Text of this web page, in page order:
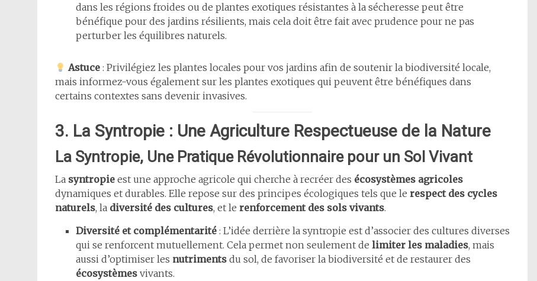
dans les régions froides ou de plantes exotiques résistantes à la sécheresse peut être
bénéfique pour des jardins résilients, mais cela doit être fait avec prudence pour ne pas
perturber les équilibres naturels.
Astuce : Privilégiez les plantes locales pour vos jardins afin de soutenir la biodiversité locale,
mais informez-vous également sur les plantes exotiques qui peuvent être bénéfiques dans
certains contextes sans devenir invasives.
3. La Syntropie : Une Agriculture Respectueuse de la Nature
La Syntropie, Une Pratique Révolutionnaire pour un Sol Vivant
La syntropie est une approche agricole qui cherche à recréer des écosystèmes agricoles
dynamiques et durables. Elle repose sur des principes écologiques tels que le respect des cycles
naturels, la diversité des cultures, et le renforcement des sols vivants.
Diversité et complémentarité : L’idée derrière la syntropie est d’associer des cultures diverses
qui se renforcent mutuellement. Cela permet non seulement de limiter les maladies, mais
aussi d’optimiser les nutriments du sol, de favoriser la biodiversité et de restaurer des
écosystèmes vivants.